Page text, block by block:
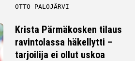
OTTO PALOJÄRVI
Krista Pärmäkosken tilaus
ravintolassa häkellytti –
tarjoilija ei ollut uskoa